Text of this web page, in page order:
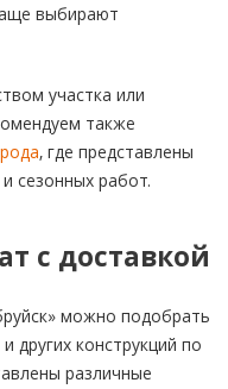
выбирают
участка или
также
, где представлены
сезонных работ.
с доставкой
можно подобрать
других конструкций по
различные